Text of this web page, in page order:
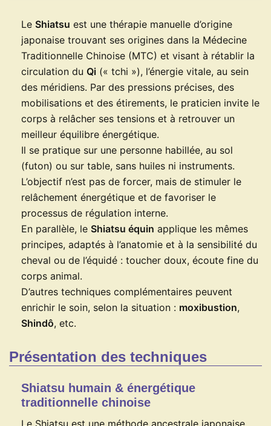
Le Shiatsu est une thérapie manuelle d’origine
japonaise trouvant ses origines dans la Médecine
Traditionnelle Chinoise (MTC) et visant à rétablir la
circulation du Qi (« tchi »), l’énergie vitale, au sein
des méridiens. Par des pressions précises, des
mobilisations et des étirements, le praticien invite le
corps à relâcher ses tensions et à retrouver un
meilleur équilibre énergétique.
Il se pratique sur une personne habillée, au sol
(futon) ou sur table, sans huiles ni instruments.
L’objectif n’est pas de forcer, mais de stimuler le
relâchement énergétique et de favoriser le
processus de régulation interne.
En parallèle, le Shiatsu équin applique les mêmes
principes, adaptés à l’anatomie et à la sensibilité du
cheval ou de l’équidé : toucher doux, écoute fine du
corps animal.
D’autres techniques complémentaires peuvent
enrichir le soin, selon la situation : moxibustion,
Shindô, etc.
Présentation des techniques
Shiatsu humain & énergétique
traditionnelle chinoise